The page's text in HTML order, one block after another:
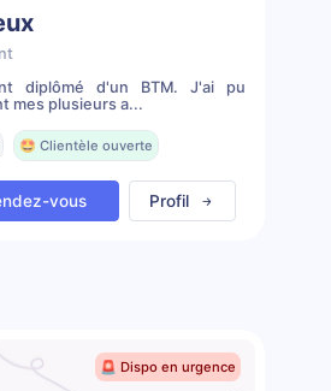
diplômé d'un BTM. J'ai pu
mes plusieurs a...
🤩 Clientèle ouverte
vous Profil
🚨 Dispo en urgence